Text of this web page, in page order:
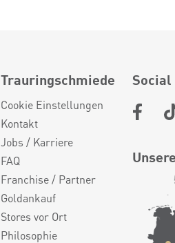
Trauringschmiede
Cookie Einstellungen
Kontakt
Jobs / Karriere
FAQ
Franchise / Partner
Goldankauf
Stores vor Ort
Philosophie
Social